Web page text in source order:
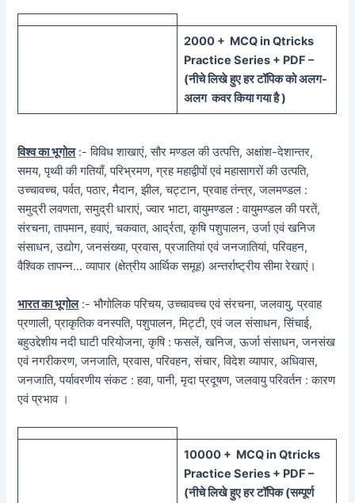
2000 + MCQ in Qtricks
Practice Series + PDF –
(नीचेलिखे हुएहर टॉपिक कोअलग-
अलग कवर किया गया है )
विश्व का भूगोल:- विविध शाखाएं, सौर मण्डल की उत्पत्ति, अक्षांश-देशान्तर,
समय, पृथ्वी की गतियाँ, परिभ्रमण, ग्रह महाद्वीपों एवं महासागरों की उत्पति,
उच्चावच्च, पर्वत, पठार, मैदान, झील, चट्टान, प्रवाह तंन्त्र, जलमण्डल :
समुद्री लवणता, समुद्री धाराएं, ज्वार भाटा, वायुमण्डल : वायुमण्डल की परतें,
संरचना, तापमान, हवाएं, चकवात, आर्द्रता, कृषि पशुपालन, उर्जा एवं खनिज
संसाधन, उद्योग, जनसंख्या, प्रवास, प्रजातियां एवं जनजातियां, परिवहन,
वैश्विक तापन्न… व्यापार (क्षेत्रीय आर्थिक समूह) अन्तर्राष्ट्रीय सीमा रेखाएं।
भारत का भूगोल:- भौगोलिक परिचय, उच्चावच्च एवं संरचना, जलवायु, प्रवाह
प्रणाली, प्राकृतिक वनस्पति, पशुपालन, मिट्टी, एवं जल संसाधन, सिंचाई,
बहुउद्देशीय नदी घाटी परियोजना, कृषि : फसलें, खनिज, ऊर्जा संसाधन, जनसंख
एवं नगरीकरण, जनजाति, प्रवास, परिवहन, संचार, विदेश व्यापार, अधिवास,
जनजाति, पर्यावरणीय संकट : हवा, पानी, मृदा प्रदूषण, जलवायु परिवर्तन : कारण
एवं प्रभाव ।
10000 + MCQ in Qtricks
Practice Series + PDF –
(नीचेलिखे हुएहर टॉपिक(सम्पूर्ण